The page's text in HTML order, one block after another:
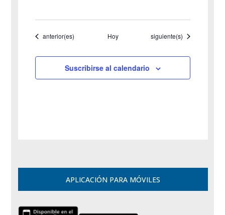
Eventos
anterior(es) Hoy Eventos
siguiente(s)
Suscribirse al calendario
APLICACIÓN PARA MÓVILES